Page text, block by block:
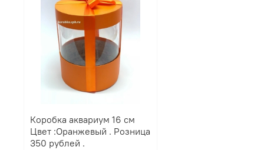
Коробка аквариум 16 см
Цвет :Оранжевый . Розница
350 рублей .